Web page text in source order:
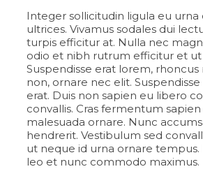
Integer sollicitudin ligula eu
ultrices. Vivamus sodales dui
turpis efficitur at. Nulla nec
odio et nibh rutrum efficitur et
Suspendisse erat lorem,
non, ornare nec elit.
erat. Duis non sapien eu libero
convallis. Cras fermentum
malesuada ornare. Nunc
hendrerit. Vestibulum sed
ut neque id urna ornare
leo et nunc commodo maximus.